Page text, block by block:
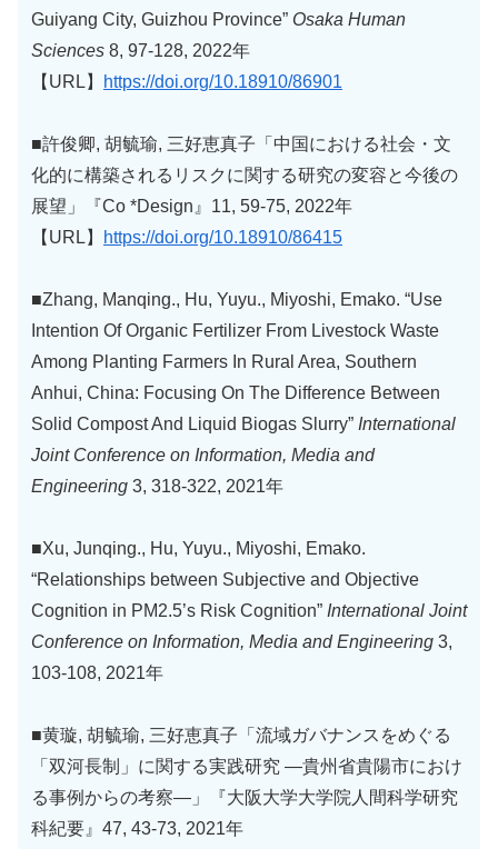
Guiyang City, Guizhou Province” Osaka Human
Sciences 8, 97-128, 2022年
【URL】
https://doi.org/10.18910/86901
■許俊卿, 胡毓瑜, 三好恵真子「中国における社会・文
化的に構築されるリスクに関する研究の変容と今後の
展望」『Co *Design』11, 59-75, 2022年
【URL】
https://doi.org/10.18910/86415
■Zhang, Manqing., Hu, Yuyu., Miyoshi, Emako. “Use
Intention Of Organic Fertilizer From Livestock Waste
Among Planting Farmers In Rural Area, Southern
Anhui, China: Focusing On The Difference Between
Solid Compost And Liquid Biogas Slurry” International
Joint Conference on Information, Media and
Engineering 3, 318-322, 2021年
■Xu, Junqing., Hu, Yuyu., Miyoshi, Emako.
“Relationships between Subjective and Objective
Cognition in PM2.5’s Risk Cognition” International Joint
Conference on Information, Media and Engineering 3,
103-108, 2021年
■黄璇, 胡毓瑜, 三好恵真子「流域ガバナンスをめぐる
「双河長制」に関する実践研究 ―貴州省貴陽市におけ
る事例からの考察―」『大阪大学大学院人間科学研究
科紀要』47, 43-73, 2021年